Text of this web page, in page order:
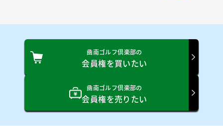
凾南ゴルフ倶楽部の
会員権を買いたい
凾南ゴルフ倶楽部の
会員権を売りたい